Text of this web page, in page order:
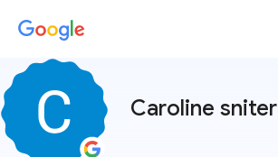
Caroline sniter